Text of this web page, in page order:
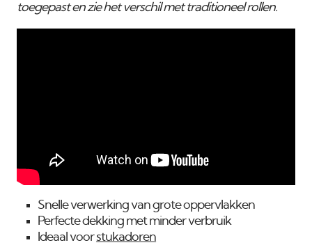
toegepast en zie het verschil met traditioneel rollen.
Snelle verwerking van grote oppervlakken
Perfecte dekking met minder verbruik
Ideaal voorstukadoren